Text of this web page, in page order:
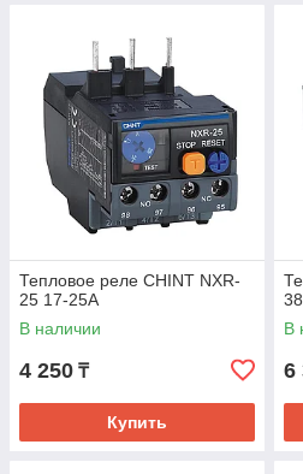
Тепловое реле CHINT NXR-
25 17-25A
В наличии
4 250 ₸
Купить
В
6